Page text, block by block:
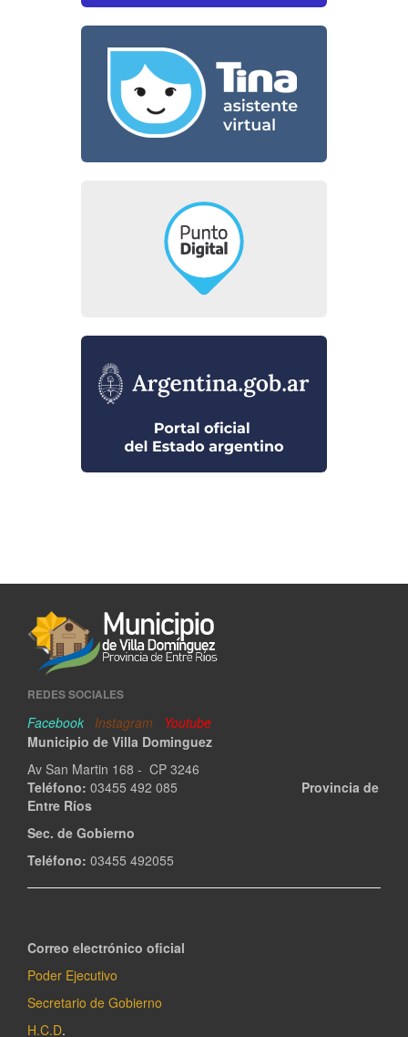
REDES SOCIALES
Facebook Instagram
Youtube
Municipio de Villa Dominguez
Av San Martin 168 - CP 3246
Teléfono: 03455 492 085 Provincia de
Entre Ríos
Sec. de Gobierno
Teléfono: 03455 492055
Correo electrónico oficial
Poder Ejecutivo
Secretario de Gobierno
H.C.D.